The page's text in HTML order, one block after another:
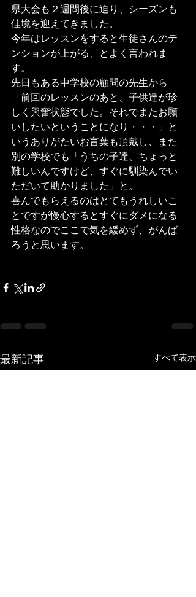
県大会も２週間後に迫り、シーズンも
佳境を迎えてきました。
今年はレッスンをすると生徒さんのテ
ンションが上がる、とよく言われま
す。
先日もある中学校の顧問の先生から
「前回のレッスンのあと、子供達が珍
しく興奮状態でした。それでまたお願
いしたいということになり・・・」と
いうありがたいお言葉も頂戴し、また
別の学校でも「うちの子達、ちょっと
難しいんですけど、すぐに馴染んでい
ただいて助かりました」と。
喜んでもらえるのはとてもうれしいこ
とですが慢心するとすぐにダメになる
性格なのでここで気を緩めず、がんば
ろうと思います。
最新記事 すべて表示